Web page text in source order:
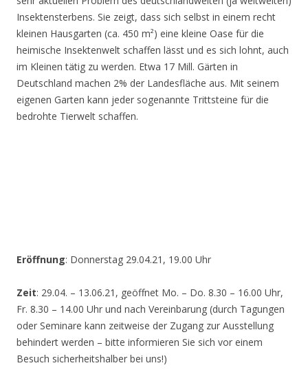
Insektensterbens. Sie zeigt, dass sich selbst in einem recht
kleinen Hausgarten (ca. 450 m²) eine kleine Oase für die
heimische Insektenwelt schaffen lässt und es sich lohnt, auch
im Kleinen tätig zu werden. Etwa 17 Mill. Gärten in
Deutschland machen 2% der Landesfläche aus. Mit seinem
eigenen Garten kann jeder sogenannte Trittsteine für die
bedrohte Tierwelt schaffen.
Eröffnung: Donnerstag 29.04.21, 19.00 Uhr
Zeit: 29.04. – 13.06.21, geöffnet Mo. – Do. 8.30 – 16.00 Uhr,
Fr. 8.30 – 14.00 Uhr und nach Vereinbarung (durch Tagungen
oder Seminare kann zeitweise der Zugang zur Ausstellung
behindert werden – bitte informieren Sie sich vor einem
Besuch sicherheitshalber bei uns!)